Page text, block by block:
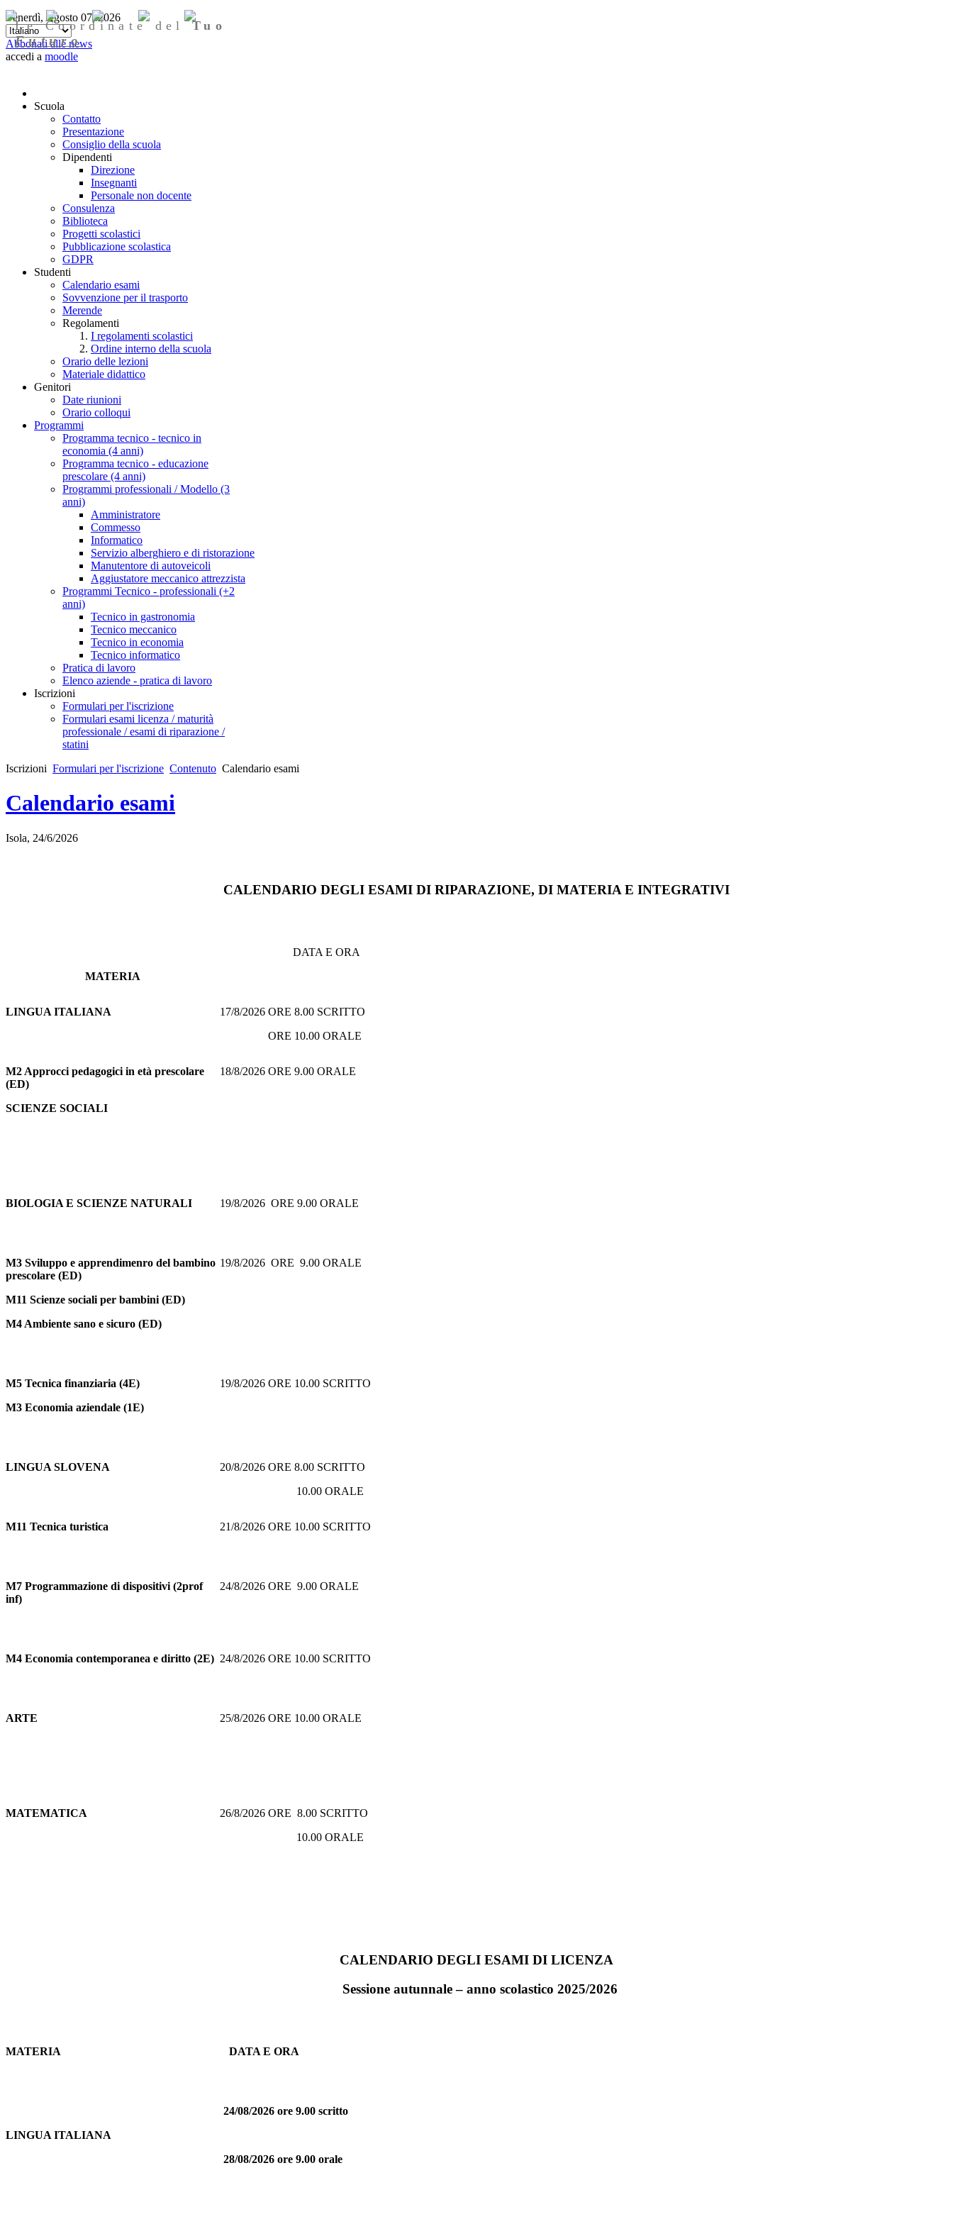
Venerdì, Agosto 07, 2026
Abbonati alle news
accedi a moodle
Le Coordinate delTuo
Futuro
Scuola
Contatto
Presentazione
Consiglio della scuola
Dipendenti
Direzione
Insegnanti
Personale non docente
Consulenza
Biblioteca
Progetti scolastici
Pubblicazione scolastica
GDPR
Studenti
Calendario esami
Sovvenzione per il trasporto
Merende
Regolamenti
I regolamenti scolastici
Ordine interno della scuola
Orario delle lezioni
Materiale didattico
Genitori
Date riunioni
Orario colloqui
Programmi
Programma tecnico - tecnico in
economia (4 anni)
Programma tecnico - educazione
prescolare (4 anni)
Programmi professionali / Modello (3
anni)
Amministratore
Commesso
Informatico
Servizio alberghiero e di ristorazione
Manutentore di autoveicoli
Aggiustatore meccanico attrezzista
Programmi Tecnico - professionali (+2
anni)
Tecnico in gastronomia
Tecnico meccanico
Tecnico in economia
Tecnico informatico
Pratica di lavoro
Elenco aziende - pratica di lavoro
Iscrizioni
Formulari per l'iscrizione
Formulari esami licenza / maturità
professionale / esami di riparazione /
statini
Iscrizioni Formulari per l'iscrizione Contenuto Calendario esami
Calendario esami
Isola, 24/6/2026
CALENDARIO DEGLI ESAMI DI RIPARAZIONE, DI MATERIA E INTEGRATIVI
MATERIA
DATA E ORA
LINGUA ITALIANA
17/8/2026 ORE 8.00 SCRITTO
ORE 10.00 ORALE
M2 Approcci pedagogici in età prescolare
(ED)
SCIENZE SOCIALI
18/8/2026 ORE 9.00 ORALE
BIOLOGIA E SCIENZE NATURALI 19/8/2026 ORE 9.00 ORALE
M3 Sviluppo e apprendimenro del bambino
prescolare (ED)
M11 Scienze sociali per bambini (ED)
M4 Ambiente sano e sicuro (ED)
19/8/2026 ORE 9.00 ORALE
M5 Tecnica finanziaria (4E)
M3 Economia aziendale (1E)
19/8/2026 ORE 10.00 SCRITTO
LINGUA SLOVENA
20/8/2026 ORE 8.00 SCRITTO
10.00 ORALE
M11 Tecnica turistica 21/8/2026 ORE 10.00 SCRITTO
M7 Programmazione di dispositivi (2prof
inf)
24/8/2026 ORE 9.00 ORALE
M4 Economia contemporanea e diritto (2E) 24/8/2026 ORE 10.00 SCRITTO
ARTE 25/8/2026 ORE 10.00 ORALE
MATEMATICA
26/8/2026 ORE 8.00 SCRITTO
10.00 ORALE
CALENDARIO DEGLI ESAMI DI LICENZA
Sessione autunnale – anno scolastico 2025/2026
MATERIA DATA E ORA
LINGUA ITALIANA
24/08/2026 ore 9.00 scritto
28/08/2026 ore 9.00 orale